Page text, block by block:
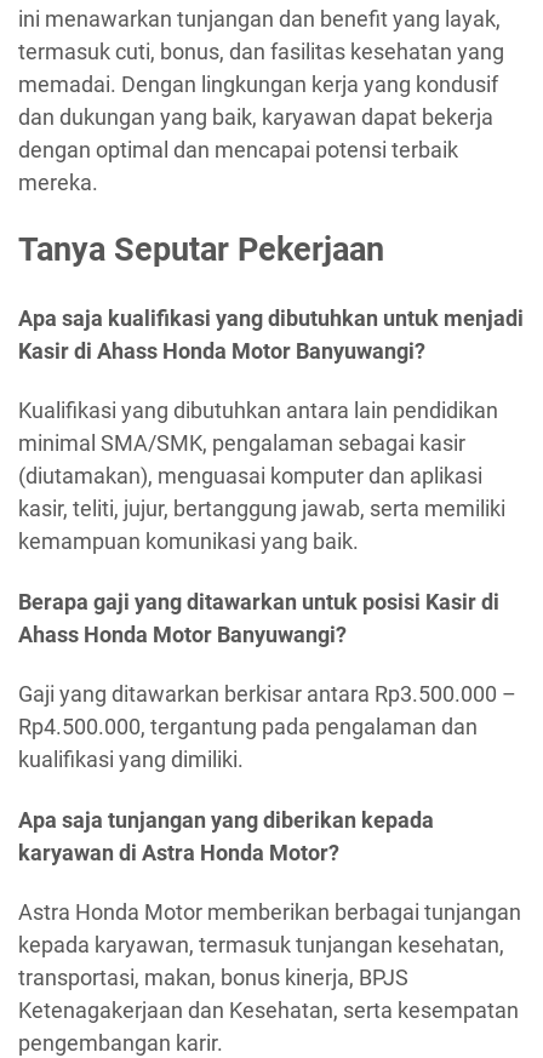
ini menawarkan tunjangan dan benefit yang layak,
termasuk cuti, bonus, dan fasilitas kesehatan yang
memadai. Dengan lingkungan kerja yang kondusif
dan dukungan yang baik, karyawan dapat bekerja
dengan optimal dan mencapai potensi terbaik
mereka.
Tanya Seputar Pekerjaan
Apa saja kualifikasi yang dibutuhkan untuk menjadi
Kasir di Ahass Honda Motor Banyuwangi?
Kualifikasi yang dibutuhkan antara lain pendidikan
minimal SMA/SMK, pengalaman sebagai kasir
(diutamakan), menguasai komputer dan aplikasi
kasir, teliti, jujur, bertanggung jawab, serta memiliki
kemampuan komunikasi yang baik.
Berapa gaji yang ditawarkan untuk posisi Kasir di
Ahass Honda Motor Banyuwangi?
Gaji yang ditawarkan berkisar antara Rp3.500.000 –
Rp4.500.000, tergantung pada pengalaman dan
kualifikasi yang dimiliki.
Apa saja tunjangan yang diberikan kepada
karyawan di Astra Honda Motor?
Astra Honda Motor memberikan berbagai tunjangan
kepada karyawan, termasuk tunjangan kesehatan,
transportasi, makan, bonus kinerja, BPJS
Ketenagakerjaan dan Kesehatan, serta kesempatan
pengembangan karir.